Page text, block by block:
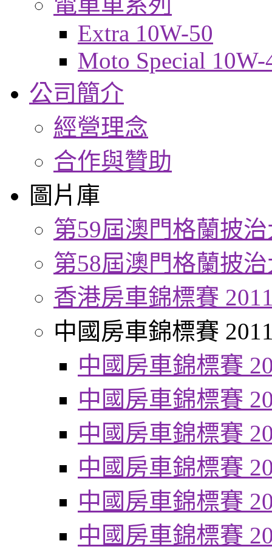
Extra 10W-50
Moto Special 10W-
公司簡介
經營理念
合作與贊助
圖片庫
第59屆澳門格蘭披
第58屆澳門格蘭披
香港房車錦標賽
中國房車錦標賽
中國房車錦標賽
中國房車錦標賽
中國房車錦標賽
中國房車錦標賽
中國房車錦標賽
中國房車錦標賽